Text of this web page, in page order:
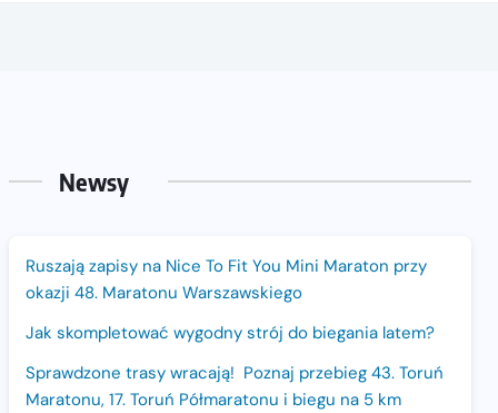
Newsy
Ruszają zapisy na Nice To Fit You Mini Maraton przy
okazji 48. Maratonu Warszawskiego
Jak skompletować wygodny strój do biegania latem?
Sprawdzone trasy wracają! Poznaj przebieg 43. Toruń
Maratonu, 17. Toruń Półmaratonu i biegu na 5 km